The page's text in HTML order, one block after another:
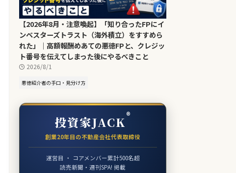
【2026年8月・注意喚起】「知り合ったFPにイ
ンベスターズトラスト（海外積立）をすすめら
れた」｜高額報酬めあての悪徳FPと、クレジッ
ト番号を伝えてしまった後にやるべきこと
2026/8/1
悪徳紹介者の手口・見分け方
投資家JACK®
創業20年目の不動産会社代表取締役
運営目 ・ コアメンバー累計500名超
読売新聞・週刊SPA! 掲載